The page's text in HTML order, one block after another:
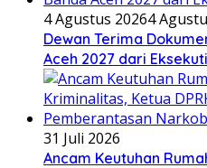
4 Agustus 20264
Dewan Terima
Aceh 2027 dari
31 Juli 2026
Ancam Keutuhan